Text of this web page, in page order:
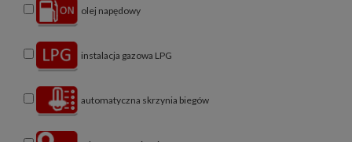
olej napędowy
instalacja gazowa LPG
automatyczna skrzynia biegów